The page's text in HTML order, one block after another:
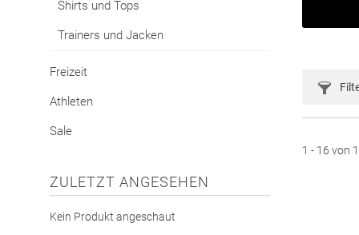
Shirts und Tops
Trainers und Jacken
Freizeit
Athleten
Sale
ZULETZT ANGESEHEN
Kein Produkt angeschaut
1 - 16 von